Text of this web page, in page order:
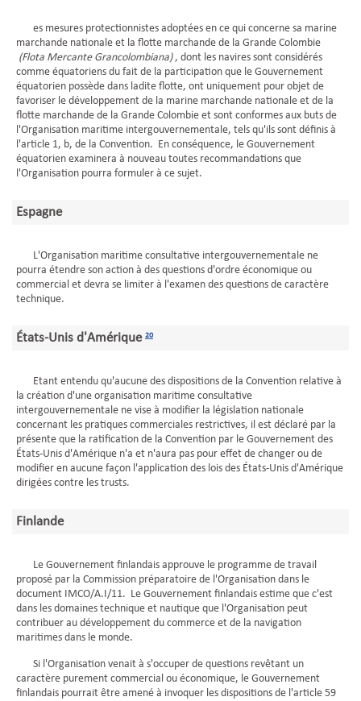
es mesures protectionnistes adoptées en ce qui concerne sa marine
marchande nationale et la flotte marchande de la Grande Colombie
(Flota Mercante Grancolombiana), dont les navires sont considérés
comme équatoriens du fait de la participation que le Gouvernement
équatorien possède dans ladite flotte, ont uniquement pour objet de
favoriser le développement de la marine marchande nationale et de la
flotte marchande de la Grande Colombie et sont conformes aux buts de
l'Organisation maritime intergouvernementale, tels qu'ils sont définis à
l'article 1, b, de la Convention. En conséquence, le Gouvernement
équatorien examinera à nouveau toutes recommandations que
l'Organisation pourra formuler à ce sujet.
Espagne
L'Organisation maritime consultative intergouvernementale ne
pourra étendre son action à des questions d'ordre économique ou
commercial et devra se limiter à l'examen des questions de caractère
technique.
États-Unis d'Amérique 20
Etant entendu qu'aucune des dispositions de la Convention relative à
la création d'une organisation maritime consultative
intergouvernementale ne vise à modifier la législation nationale
concernant les pratiques commerciales restrictives, il est déclaré par la
présente que la ratification de la Convention par le Gouvernement des
États-Unis d'Amérique n'a et n'aura pas pour effet de changer ou de
modifier en aucune façon l'application des lois des États-Unis d'Amérique
dirigées contre les trusts.
Finlande
Le Gouvernement finlandais approuve le programme de travail
proposé par la Commission préparatoire de l'Organisation dans le
document IMCO/A.I/11. Le Gouvernement finlandais estime que c'est
dans les domaines technique et nautique que l'Organisation peut
contribuer au développement du commerce et de la navigation
maritimes dans le monde.
Si l'Organisation venait à s'occuper de questions revêtant un
caractère purement commercial ou économique, le Gouvernement
finlandais pourrait être amené à invoquer les dispositions de l'article 59